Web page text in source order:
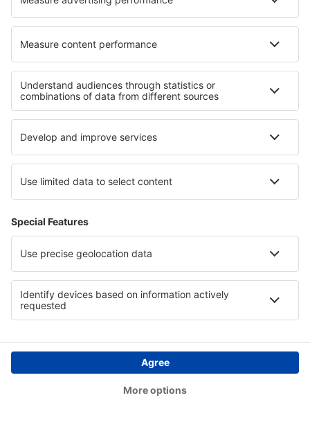
Comiso Vincenzo Magliocco (CIY)